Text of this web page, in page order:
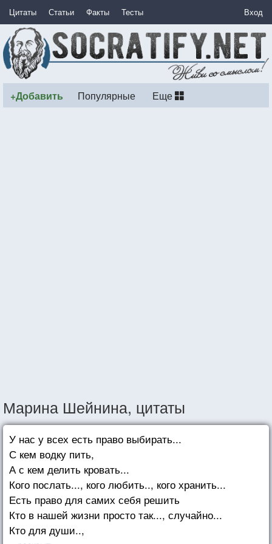
Цитаты Статьи Факты Тесты Вход
+Добавить Популярные Еще
Марина Шейнина, цитаты
У нас у всех есть право выбирать...
С кем водку пить,
А с кем делить кровать...
Кого послать..., кого любить.., кого хранить...
Есть право для самих себя решить
Кто в нашей жизни просто так..., случайно...
Кто для души..,